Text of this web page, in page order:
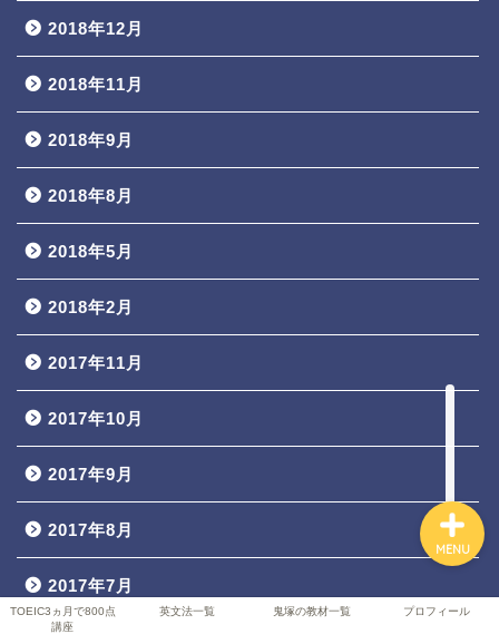
2018年12月
2018年11月
2018年9月
2018年8月
2018年5月
2018年2月
2017年11月
2017年10月
2017年9月
2017年8月
2017年7月
TOEIC3ヵ月で800点
講座
英文法一覧 鬼塚の教材一覧 プロフィール
MENU